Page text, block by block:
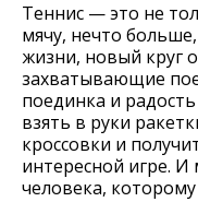
Теннис — это не
мячу, нечто
жизни, новый круг
захватывающие
поединка и
взять в руки
кроссовки и
интересной игре.
человека,